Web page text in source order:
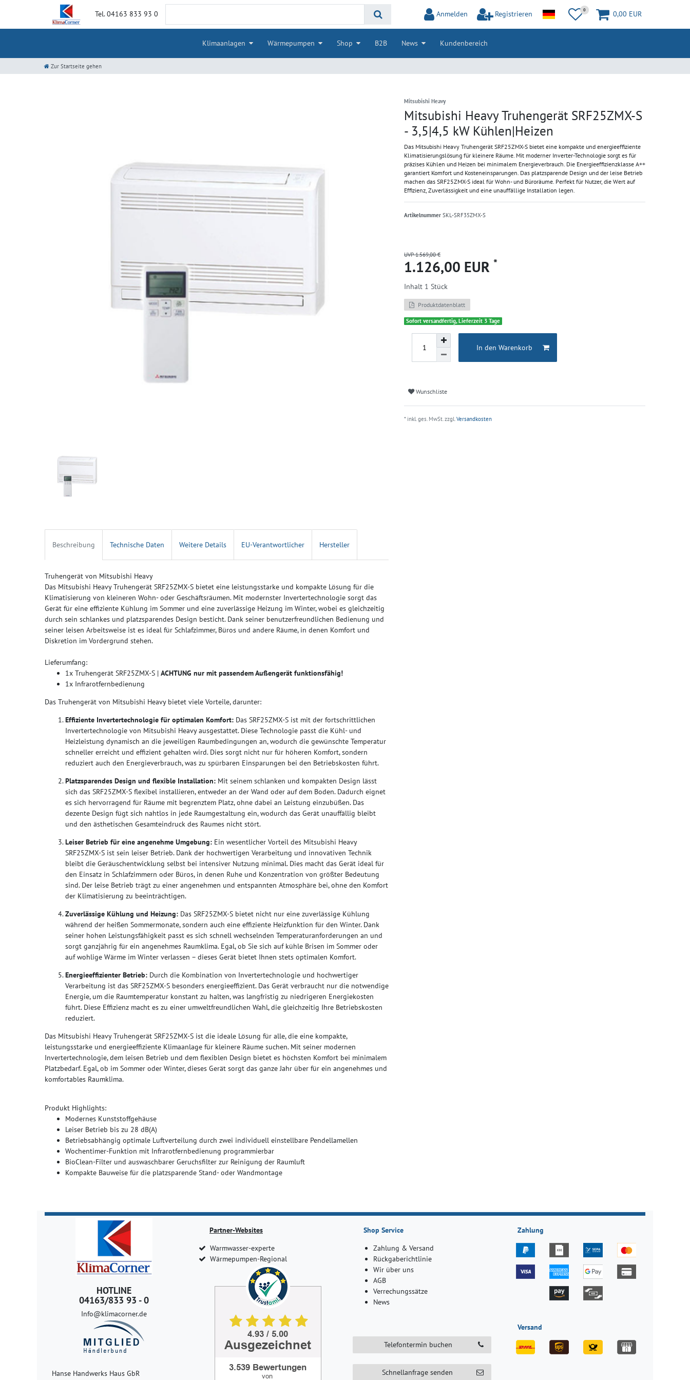
Tel. 04163 833 93 0 Anmelden Registrieren 0 0,00 EUR
Klimaanlagen Wärmepumpen Shop B2B News Kundenbereich
Zur Startseite gehen
Mitsubishi Heavy
Mitsubishi Heavy Truhengerät SRF25ZMX-S
- 3,5|4,5 kW Kühlen|Heizen
Das Mitsubishi Heavy Truhengerät SRF25ZMX-S bietet eine kompakte und energieeffiziente
Klimatisierungslösung für kleinere Räume. Mit moderner Inverter-Technologie sorgt es für
präzises Kühlen und Heizen bei minimalem Energieverbrauch. Die Energieeffizienzklasse A++
garantiert Komfort und Kosteneinsparungen. Das platzsparende Design und der leise Betrieb
machen das SRF25ZMX-S ideal für Wohn- und Büroräume. Perfekt für Nutzer, die Wert auf
Effizienz, Zuverlässigkeit und eine unauffällige Installation legen.
Artikelnummer SKL-SRF35ZMX-S
UVP 1.569,00 €
1.126,00 EUR *
Inhalt 1 Stück
Produktdatenblatt
Sofort versandfertig, Lieferzeit 3 Tage
In den Warenkorb
Wunschliste
* inkl. ges. MwSt. zzgl.Versandkosten
Beschreibung Technische Daten Weitere Details EU-Verantwortlicher Hersteller
Truhengerät von Mitsubishi Heavy
Das Mitsubishi Heavy Truhengerät SRF25ZMX-S bietet eine leistungsstarke und kompakte Lösung für die
Klimatisierung von kleineren Wohn- oder Geschäftsräumen. Mit modernster Invertertechnologie sorgt das
Gerät für eine effiziente Kühlung im Sommer und eine zuverlässige Heizung im Winter, wobei es gleichzeitig
durch sein schlankes und platzsparendes Design besticht. Dank seiner benutzerfreundlichen Bedienung und
seiner leisen Arbeitsweise ist es ideal für Schlafzimmer, Büros und andere Räume, in denen Komfort und
Diskretion im Vordergrund stehen.
Lieferumfang:
1x Truhengerät SRF25ZMX-S | ACHTUNG nur mit passendem Außengerät funktionsfähig!
1x Infrarotfernbedienung
Das Truhengerät von Mitsubishi Heavy bietet viele Vorteile, darunter:
Effiziente Invertertechnologie für optimalen Komfort: Das SRF25ZMX-S ist mit der fortschrittlichen
Invertertechnologie von Mitsubishi Heavy ausgestattet. Diese Technologie passt die Kühl- und
Heizleistung dynamisch an die jeweiligen Raumbedingungen an, wodurch die gewünschte Temperatur
schneller erreicht und effizient gehalten wird. Dies sorgt nicht nur für höheren Komfort, sondern
reduziert auch den Energieverbrauch, was zu spürbaren Einsparungen bei den Betriebskosten führt.
Platzsparendes Design und flexible Installation: Mit seinem schlanken und kompakten Design lässt
sich das SRF25ZMX-S flexibel installieren, entweder an der Wand oder auf dem Boden. Dadurch eignet
es sich hervorragend für Räume mit begrenztem Platz, ohne dabei an Leistung einzubüßen. Das
dezente Design fügt sich nahtlos in jede Raumgestaltung ein, wodurch das Gerät unauffällig bleibt
und den ästhetischen Gesamteindruck des Raumes nicht stört.
Leiser Betrieb für eine angenehme Umgebung: Ein wesentlicher Vorteil des Mitsubishi Heavy
SRF25ZMX-S ist sein leiser Betrieb. Dank der hochwertigen Verarbeitung und innovativen Technik
bleibt die Geräuschentwicklung selbst bei intensiver Nutzung minimal. Dies macht das Gerät ideal für
den Einsatz in Schlafzimmern oder Büros, in denen Ruhe und Konzentration von größter Bedeutung
sind. Der leise Betrieb trägt zu einer angenehmen und entspannten Atmosphäre bei, ohne den Komfort
der Klimatisierung zu beeinträchtigen.
Zuverlässige Kühlung und Heizung: Das SRF25ZMX-S bietet nicht nur eine zuverlässige Kühlung
während der heißen Sommermonate, sondern auch eine effiziente Heizfunktion für den Winter. Dank
seiner hohen Leistungsfähigkeit passt es sich schnell wechselnden Temperaturanforderungen an und
sorgt ganzjährig für ein angenehmes Raumklima. Egal, ob Sie sich auf kühle Brisen im Sommer oder
auf wohlige Wärme im Winter verlassen – dieses Gerät bietet Ihnen stets optimalen Komfort.
Energieeffizienter Betrieb: Durch die Kombination von Invertertechnologie und hochwertiger
Verarbeitung ist das SRF25ZMX-S besonders energieeffizient. Das Gerät verbraucht nur die notwendige
Energie, um die Raumtemperatur konstant zu halten, was langfristig zu niedrigeren Energiekosten
führt. Diese Effizienz macht es zu einer umweltfreundlichen Wahl, die gleichzeitig Ihre Betriebskosten
reduziert.
Das Mitsubishi Heavy Truhengerät SRF25ZMX-S ist die ideale Lösung für alle, die eine kompakte,
leistungsstarke und energieeffiziente Klimaanlage für kleinere Räume suchen. Mit seiner modernen
Invertertechnologie, dem leisen Betrieb und dem flexiblen Design bietet es höchsten Komfort bei minimalem
Platzbedarf. Egal, ob im Sommer oder Winter, dieses Gerät sorgt das ganze Jahr über für ein angenehmes und
komfortables Raumklima.
Produkt Highlights:
Modernes Kunststoffgehäuse
Leiser Betrieb bis zu 28 dB(A)
Betriebsabhängig optimale Luftverteilung durch zwei individuell einstellbare Pendellamellen
Wochentimer-Funktion mit Infrarotfernbedienung programmierbar
BioClean-Filter und auswaschbarer Geruchsfilter zur Reinigung der Raumluft
Kompakte Bauweise für die platzsparende Stand- oder Wandmontage
HOTLINE
04163/833 93 - 0
Info@klimacorner.de
Hanse Handwerks Haus GbR
Partner-Websites
Warmwasser-experte
Wärmepumpen-Regional
Shop Service
Zahlung & Versand
Rückgaberichtlinie
Wir über uns
AGB
Verrechungssätze
News
Telefontermin buchen
Schnellanfrage senden
Zahlung
Versand